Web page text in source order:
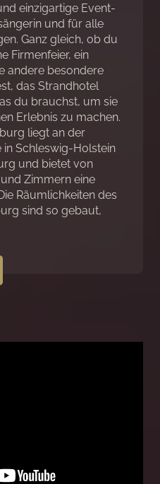
einzigartige Event-
und für alle
Ganz gleich, ob du
Firmenfeier, ein
andere besondere
das Strandhotel
du brauchst, um sie
Erlebnis zu machen.
liegt an der
Schleswig-Holstein
und bietet von
Zimmern eine
Räumlichkeiten des
sind so gebaut,